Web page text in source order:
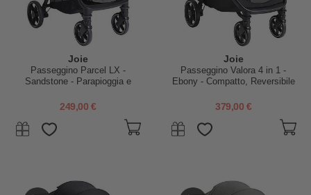
Joie
Passeggino Parcel LX -
Sandstone - Parapioggia e
249,00 €
Joie
Passeggino Valora 4 in 1 -
Ebony - Compatto, Reversibile
dalla Nascita fino a 22 kg
379,00 €